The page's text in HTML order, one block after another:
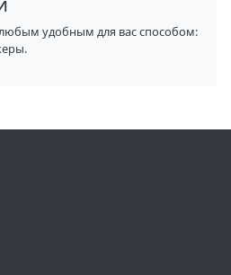
удобным для вас способом: